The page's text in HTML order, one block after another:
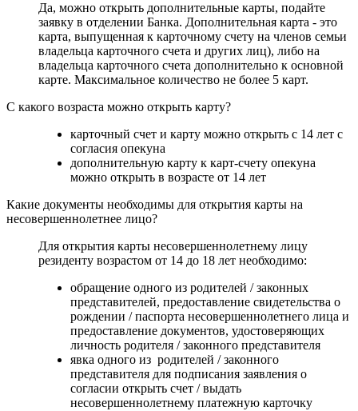
Да, можно открыть дополнительные карты, подайте
заявку в отделении Банка. Дополнительная карта - это
карта, выпущенная к карточному счету на членов семьи
владельца карточного счета и других лиц), либо на
владельца карточного счета дополнительно к основной
карте. Максимальное количество не более 5 карт.
С какого возраста можно открыть карту?
карточный счет и карту можно открыть с 14 лет с
согласия опекуна
дополнительную карту к карт-счету опекуна
можно открыть в возрасте от 14 лет
Какие документы необходимы для открытия карты на
несовершеннолетнее лицо?
Для открытия карты несовершеннолетнему лицу
резиденту возрастом от 14 до 18 лет необходимо:
обращение одного из родителей / законных
представителей, предоставление свидетельства о
рождении / паспорта несовершеннолетнего лица и
предоставление документов, удостоверяющих
личность родителя / законного представителя
явка одного из родителей / законного
представителя для подписания заявления о
согласии открыть счет / выдать
несовершеннолетнему платежную карточку